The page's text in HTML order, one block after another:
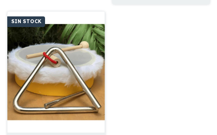
SIN STOCK